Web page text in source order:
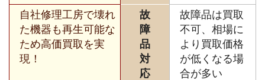
自社修理工房で壊れ
た機器も再生可能な
ため高価買取を実
現！
故
障
品
対
応
故障品は買取
不可、相場に
より買取価格
が低くなる場
合が多い